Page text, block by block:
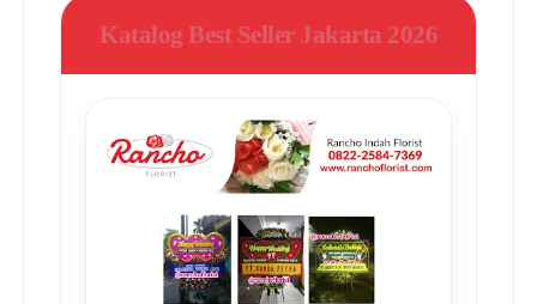
Katalog Best Seller Jakarta 2026